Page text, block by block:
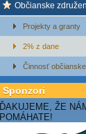
Občianske
Projekty a granty
2% z dane
Činnosť
Sponzori
ĎAKUJEME, ŽE
POMÁHATE!